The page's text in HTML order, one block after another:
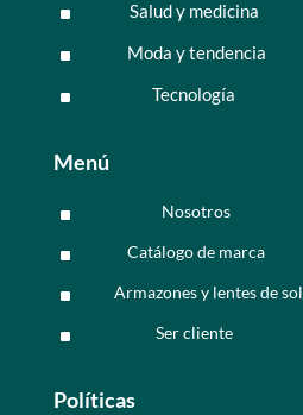
^ Salud y medicina
^ Moda y tendencia
^ Tecnología
Menú
^ Nosotros
^ Catálogo de marca
^ Armazones y lentes de sol
^ Ser cliente
Políticas